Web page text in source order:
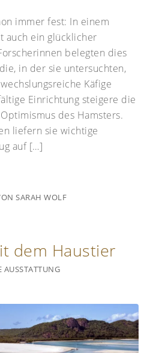
immer fest: In einem
auch ein glücklicher
belegten dies
in der sie untersuchten,
Käfige
Einrichtung steigere die
des Hamsters.
liefern sie wichtige
auf […]
SARAH WOLF
dem Haustier
AUSSTATTUNG